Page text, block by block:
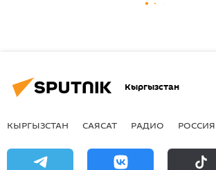
Кыргызстан
КЫРГЫЗСТАН САЯСАТ РАДИО РОССИЯ